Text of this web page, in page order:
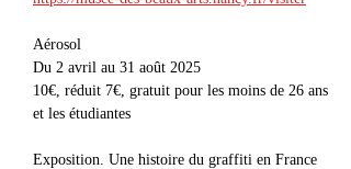
Aérosol
Du 2 avril au 31 août 2025
10€, réduit 7€, gratuit pour les moins de 26 ans
et les étudiantes
Exposition. Une histoire du graffiti en France